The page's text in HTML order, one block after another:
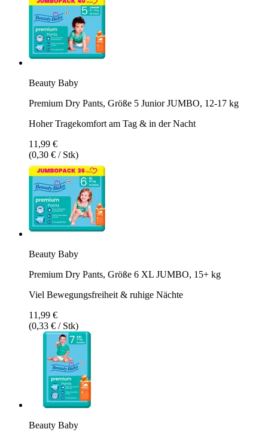
Beauty Baby
Premium Dry Pants, Größe 5 Junior JUMBO, 12-17 kg
Hoher Tragekomfort am Tag & in der Nacht
11,99 €
(0,30 € / Stk)
Beauty Baby
Premium Dry Pants, Größe 6 XL JUMBO, 15+ kg
Viel Bewegungsfreiheit & ruhige Nächte
11,99 €
(0,33 € / Stk)
Beauty Baby